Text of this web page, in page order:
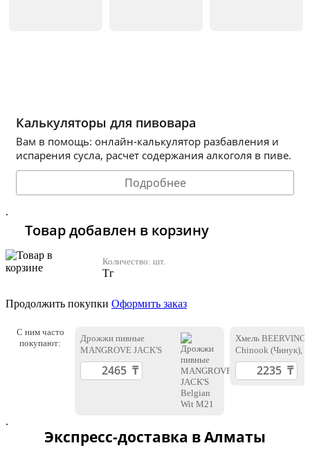
Калькуляторы для пивовара
Вам в помощь: онлайн-калькулятор разбавления и
испарения сусла, расчет содержания алкоголя в пиве.
Подробнее
.
Товар добавлен в корзину
Количество: шт.
Тг
Продолжить покупки Оформить заказ
С ним часто
покупают:
Дрожжи пивные
MANGROVE JACK'S
Belgian Wit M21
Хмель
Chinook (Чинук),
.
Экспресс-доставка в Алматы